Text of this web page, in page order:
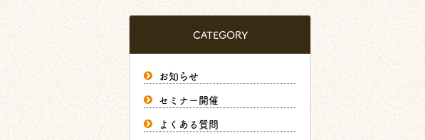
CATEGORY
お知らせ
セミナー開催
よくある質問